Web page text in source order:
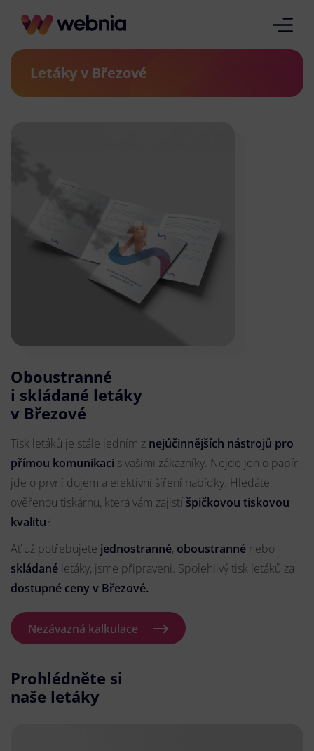
Letáky v Březové
Oboustranné
i skládané letáky
v Březové
Tisk letáků je stále jedním z nejúčinnějších nástrojů pro
přímou komunikaci s vašimi zákazníky. Nejde jen o papír,
jde o první dojem a efektivní šíření nabídky. Hledáte
ověřenou tiskárnu, která vám zajistí špičkovou tiskovou
kvalitu?
Ať už potřebujete jednostranné, oboustranné nebo
skládané letáky, jsme připraveni. Spolehlivý tisk letáků za
dostupné ceny v Březové.
Nezávazná kalkulace
Prohlédněte si
naše letáky